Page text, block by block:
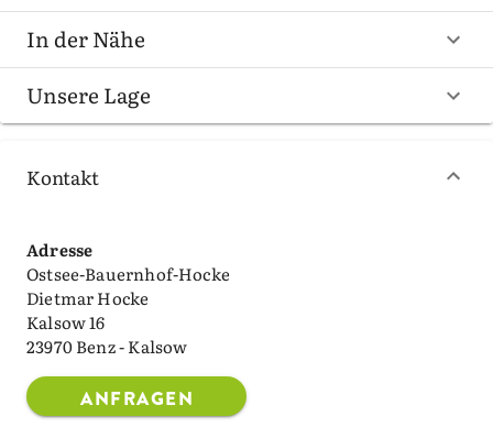
In der Nähe
Unsere Lage
Kontakt
Adresse
Ostsee-Bauernhof-Hocke
Dietmar Hocke
Kalsow 16
23970 Benz - Kalsow
ANFRAGEN